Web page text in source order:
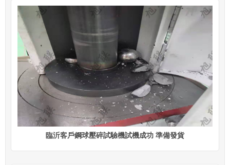
臨沂客戶鋼球壓碎試驗機試機成功 準備發貨